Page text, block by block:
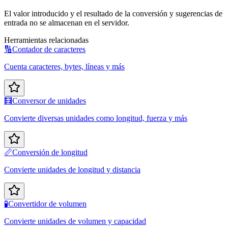
El valor introducido y el resultado de la conversión y sugerencias de
entrada no se almacenan en el servidor.
Herramientas relacionadas
🔢Contador de caracteres
Cuenta caracteres, bytes, líneas y más
🧮Conversor de unidades
Convierte diversas unidades como longitud, fuerza y más
📏Conversión de longitud
Convierte unidades de longitud y distancia
🧪Convertidor de volumen
Convierte unidades de volumen y capacidad